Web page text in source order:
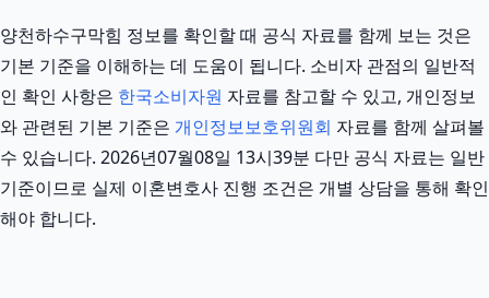
양천하수구막힘 정보를 확인할 때 공식 자료를 함께 보는 것은
기본 기준을 이해하는 데 도움이 됩니다. 소비자 관점의 일반적
인 확인 사항은 한국소비자원 자료를 참고할 수 있고, 개인정보
와 관련된 기본 기준은 개인정보보호위원회 자료를 함께 살펴볼
수 있습니다. 2026년07월08일 13시39분 다만 공식 자료는 일반
기준이므로 실제 이혼변호사 진행 조건은 개별 상담을 통해 확인
해야 합니다.